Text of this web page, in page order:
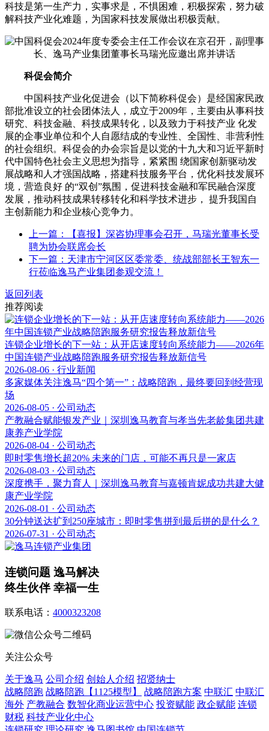
科技是第一生产力，实事求是，不惧困难，积极探索，努力破
解科技产业化难题，为国家科技发展做出积极贡献。
科促会简介
中国科技产业化促进会（以下简称科促会）是经国家民政
部批准设立的社会团体法人，成立于2009年，主要由从事科技
研究、科技金融、科技成果转化，以及致力于科技产业 化发
展的企事业单位和个人自愿结成的专业性、全国性、非营利性
的社会组织。科促会的办会宗旨是以党的十九大和习近平新时
代中国特色社会主义思想为指导，紧紧围 绕国家创新驱动发
展战略和人才强国战略，搭建科技服务平台，优化科技发展环
境，营造良好 的“双创”氛围，促进科技金融和军民融合深度
发展，推动科技成果转移转化和科学技术进步， 提升我国自
主创新能力和企业核心竞争力。
上一篇：【喜报】深咨协理事会召开，马瑞光董事长受
聘为协会联席会长
下一篇：天津市宁河区区委常委、统战部部长王智东一
行莅临逸马产业集团参观交流！
返回列表
推荐阅读
连锁企业增长的下一站：从开店速度转向系统能力——2026年
中国连锁产业战略陪跑服务研究报告释放新信号
2026-08-06 · 行业新闻
多家媒体关注逸马“四个第一”：战略陪跑，最终要回到经营现
场
2026-08-05 · 公司动态
产教融合赋能银发产业｜深圳逸马教育与孝当先老龄集团共建
康养产业学院
2026-08-04 · 公司动态
即时零售增长超20% 未来的门店，可能不再只是一家店
2026-08-03 · 公司动态
深度携手，聚力育人｜深圳逸马教育与嘉顿肯妮成功共建大健
康产业学院
2026-08-01 · 公司动态
30分钟送达扩到250座城市：即时零售拼到最后拼的是什么？
2026-07-31 · 公司动态
连锁问题 逸马解决
终生伙伴 幸福一生
联系电话： 4000323208
关注公众号
关于逸马 公司介绍 创始人介绍 招贤纳士
战略陪跑 战略陪跑【1125模型】 战略陪跑方案 中联汇 中联汇
海外 产教融合 数智化商业运营中心 投资赋能 政企赋能 连锁
财税 科技产业化中心